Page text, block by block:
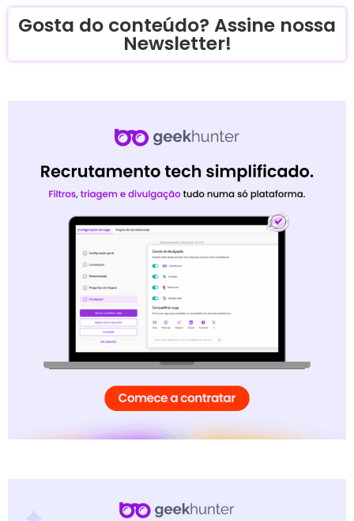
Gosta do conteúdo? Assine nossa
Newsletter!